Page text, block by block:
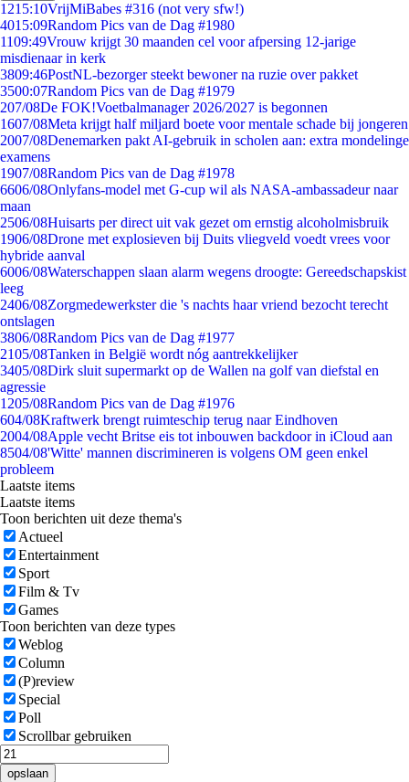
1215:10VrijMiBabes #316 (not very sfw!)
4015:09Random Pics van de Dag #1980
1109:49Vrouw krijgt 30 maanden cel voor afpersing 12-jarige
misdienaar in kerk
3809:46PostNL-bezorger steekt bewoner na ruzie over pakket
3500:07Random Pics van de Dag #1979
207/08De FOK!Voetbalmanager 2026/2027 is begonnen
1607/08Meta krijgt half miljard boete voor mentale schade bij jongeren
2007/08Denemarken pakt AI-gebruik in scholen aan: extra mondelinge
examens
1907/08Random Pics van de Dag #1978
6606/08Onlyfans-model met G-cup wil als NASA-ambassadeur naar
maan
2506/08Huisarts per direct uit vak gezet om ernstig alcoholmisbruik
1906/08Drone met explosieven bij Duits vliegveld voedt vrees voor
hybride aanval
6006/08Waterschappen slaan alarm wegens droogte: Gereedschapskist
leeg
2406/08Zorgmedewerkster die 's nachts haar vriend bezocht terecht
ontslagen
3806/08Random Pics van de Dag #1977
2105/08Tanken in België wordt nóg aantrekkelijker
3405/08Dirk sluit supermarkt op de Wallen na golf van diefstal en
agressie
1205/08Random Pics van de Dag #1976
604/08Kraftwerk brengt ruimteschip terug naar Eindhoven
2004/08Apple vecht Britse eis tot inbouwen backdoor in iCloud aan
8504/08'Witte' mannen discrimineren is volgens OM geen enkel
probleem
Laatste items
Laatste items
Toon berichten uit deze thema's
Actueel
Entertainment
Sport
Film & Tv
Games
Toon berichten van deze types
Weblog
Column
(P)review
Special
Poll
Scrollbar gebruiken
opslaan